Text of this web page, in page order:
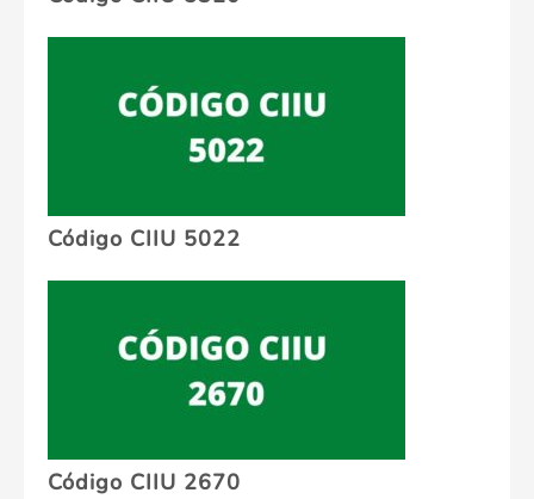
Código CIIU 5022
Código CIIU 2670